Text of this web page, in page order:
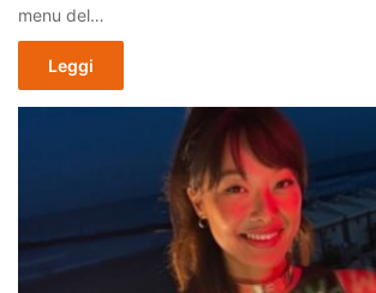
menu del…
Leggi